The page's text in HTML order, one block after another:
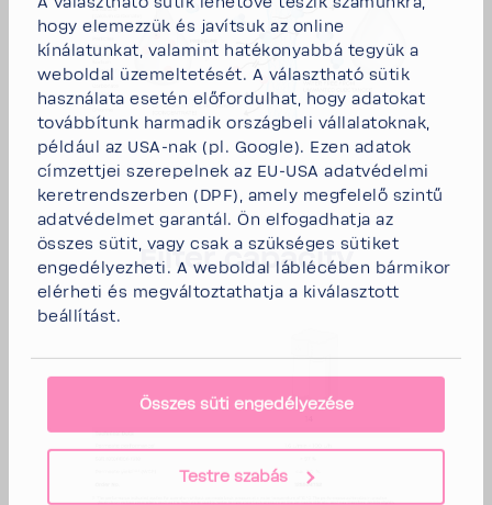
hogy elemezzük és javítsuk az online
kínálatunkat, valamint hatékonyabbá tegyük a
weboldal üzemeltetését. A választható sütik
használata esetén előfordulhat, hogy adatokat
továbbítunk harmadik országbeli vállalatoknak,
például az USA-nak (pl. Google). Ezen adatok
címzettjei szerepelnek az EU-USA adatvédelmi
keretrendszerben (DPF), amely megfelelő szintű
adatvédelmet garantál. Ön elfogadhatja az
összes sütit, vagy csak a szükséges sütiket
engedélyezheti. A weboldal láblécében bármikor
elérheti és megváltoztathatja a kiválasztott
beállítást.
Összes süti engedélyezése
Testre szabás
Filter capa­city